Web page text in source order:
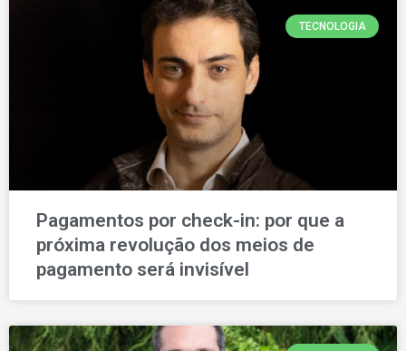
TECNOLOGIA
Pagamentos por check-in: por que a
próxima revolução dos meios de
pagamento será invisível